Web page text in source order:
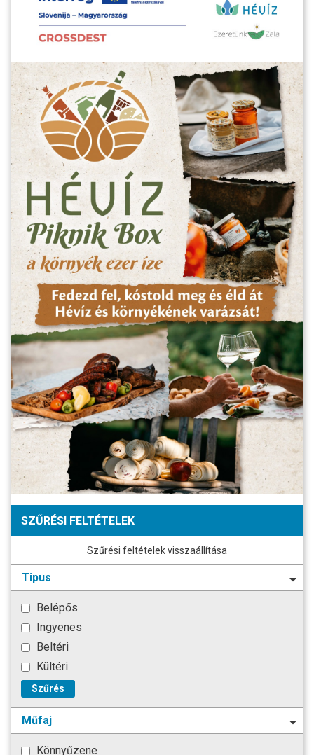
SZŰRÉSI FELTÉTELEK
Szűrési feltételek visszaállítása
Tipus
Belépős
Ingyenes
Beltéri
Kültéri
Szűrés
Műfaj
Könnyűzene